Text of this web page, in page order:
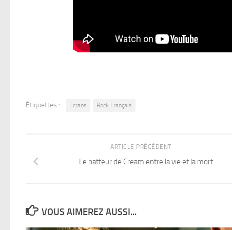
Étiquettes : Ecrans Rock Français
ARTICLE PRÉCÉDENT
Le batteur de Cream entre la vie et la mort
VOUS AIMEREZ AUSSI...